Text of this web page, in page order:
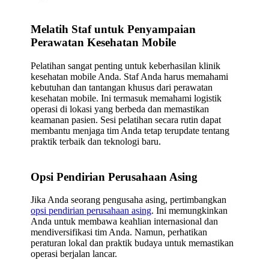
Melatih Staf untuk Penyampaian
Perawatan Kesehatan Mobile
Pelatihan sangat penting untuk keberhasilan klinik
kesehatan mobile Anda. Staf Anda harus memahami
kebutuhan dan tantangan khusus dari perawatan
kesehatan mobile. Ini termasuk memahami logistik
operasi di lokasi yang berbeda dan memastikan
keamanan pasien. Sesi pelatihan secara rutin dapat
membantu menjaga tim Anda tetap terupdate tentang
praktik terbaik dan teknologi baru.
Opsi Pendirian Perusahaan Asing
Jika Anda seorang pengusaha asing, pertimbangkan
opsi pendirian perusahaan asing. Ini memungkinkan
Anda untuk membawa keahlian internasional dan
mendiversifikasi tim Anda. Namun, perhatikan
peraturan lokal dan praktik budaya untuk memastikan
operasi berjalan lancar.